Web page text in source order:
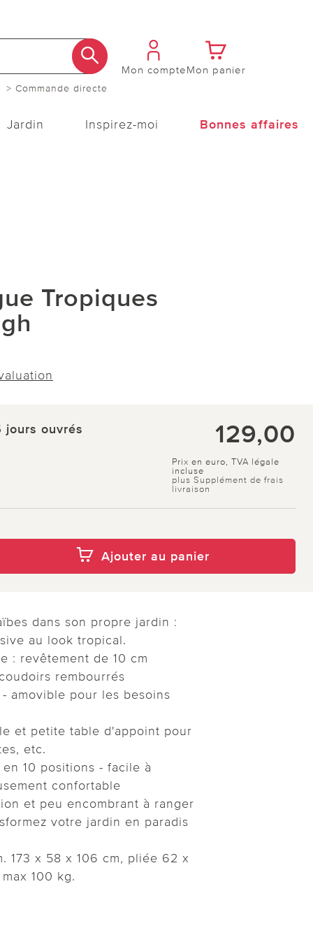
> Commande directe
Mon compteMon panier
Jardin Inspirez-moi Bonnes affaires
Tropiques
jours ouvrés 129,00
Prix en euro, TVA légale
incluse
plus Supplément de frais
livraison
Ajouter au panier
dans son propre jardin :
au look tropical.
: revêtement de 10 cm
rembourrés
amovible pour les besoins
et petite table d'appoint pour
etc.
10 positions - facile à
confortable
et peu encombrant à ranger
votre jardin en paradis
173 x 58 x 106 cm, pliée 62 x
100 kg.